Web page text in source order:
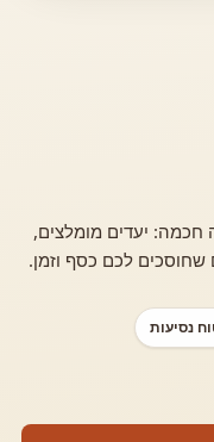
חכמה: יעדים מומלצים,
שחוסכים לכם כסף וזמן.
נסיעות